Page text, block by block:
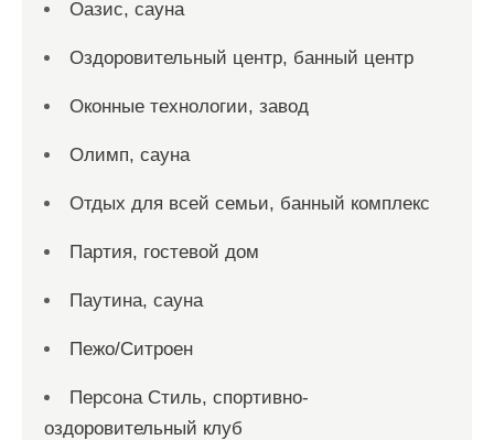
Оазис, сауна
Оздоровительный центр, банный центр
Оконные технологии, завод
Олимп, сауна
Отдых для всей семьи, банный комплекс
Партия, гостевой дом
Паутина, сауна
Пежо/Ситроен
Персона Стиль, спортивно-
оздоровительный клуб